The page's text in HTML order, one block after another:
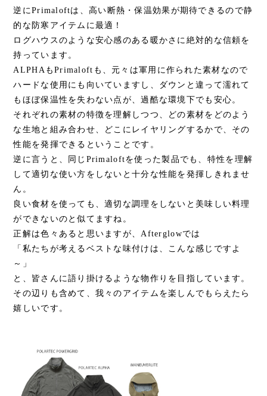
逆にPrimaloftは、高い断熱・保温効果が期待できるので静
的な防寒アイテムに最適！
ログハウスのような安心感のある暖かさに絶対的な信頼を
持っています。
ALPHAもPrimaloftも、元々は軍用に作られた素材なので
ハードな使用にも向いていますし、ダウンと違って濡れて
もほぼ保温性を失わない点が、過酷な環境下でも安心。
それぞれの素材の特徴を理解しつつ、どの素材をどのよう
な生地と組み合わせ、どこにレイヤリングするかで、その
性能を発揮できるということです。
逆に言うと、同じPrimaloftを使った製品でも、特性を理解
して適切な使い方をしないと十分な性能を発揮しきれませ
ん。
良い食材を使っても、適切な調理をしないと美味しい料理
ができないのと似てますね。
正解は色々あると思いますが、Afterglowでは
「私たちが考えるベストな味付けは、こんな感じですよ
～」
と、皆さんに語り掛けるような物作りを目指しています。
その辺りも含めて、我々のアイテムを楽しんでもらえたら
嬉しいです。